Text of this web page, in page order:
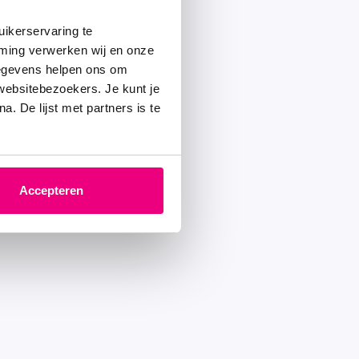
te
verwerken wij en onze
helpen ons om
Je kunt je
De lijst met partners is te
Accepteren